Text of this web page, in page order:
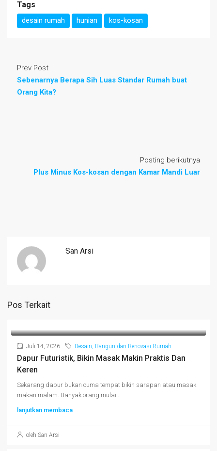
Tags
desain rumah hunian kos-kosan
Prev Post
Sebenarnya Berapa Sih Luas Standar Rumah buat
Orang Kita?
Posting berikutnya
Plus Minus Kos-kosan dengan Kamar Mandi Luar
San Arsi
Pos Terkait
Juli 14, 2026 Desain, Bangun dan Renovasi Rumah
Dapur Futuristik, Bikin Masak Makin Praktis Dan
Keren
Sekarang dapur bukan cuma tempat bikin sarapan atau masak
makan malam. Banyak orang mulai...
lanjutkan membaca
oleh San Arsi